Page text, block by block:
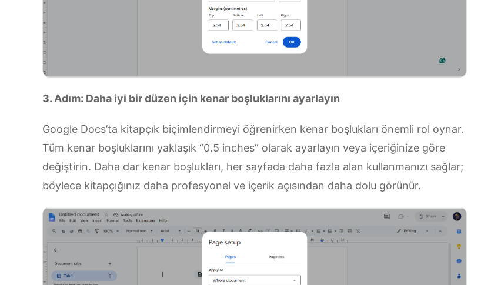
3. Adım: Daha iyi bir düzen için kenar boşluklarını ayarlayın
Google Docs’ta kitapçık biçimlendirmeyi öğrenirken kenar boşlukları önemli rol oynar.
Tüm kenar boşluklarını yaklaşık “0.5 inches” olarak ayarlayın veya içeriğinize göre
değiştirin. Daha dar kenar boşlukları, her sayfada daha fazla alan kullanmanızı sağlar;
böylece kitapçığınız daha profesyonel ve içerik açısından daha dolu görünür.